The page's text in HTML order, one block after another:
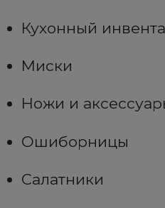
Кухонный
Миски
Ножи и
Ошиборницы
Салатники